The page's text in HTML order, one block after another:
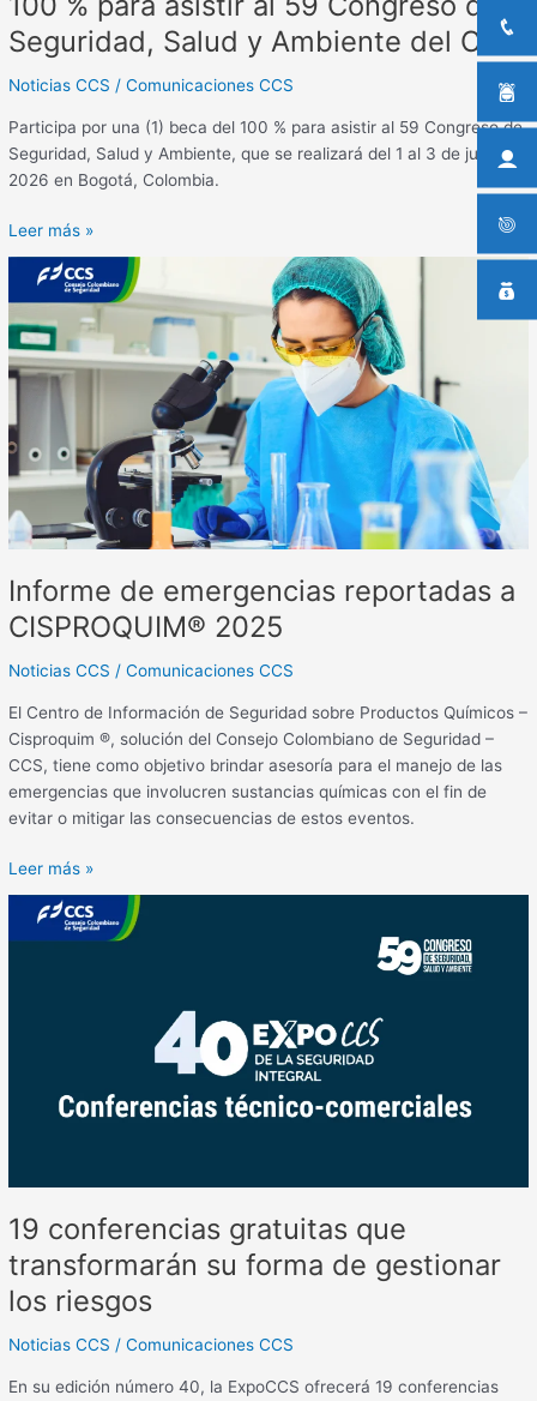
Seguridad, Salud y Ambiente del CCS.
Noticias CCS /Comunicaciones CCS
Participa por una (1) beca del 100 % para asistir al 59 Congreso de
Seguridad, Salud y Ambiente, que se realizará del 1 al 3 de julio de
2026 en Bogotá, Colombia.
Seguridad,
Salud
Ambiente
del
CCS.
Leer más »
Informe de emergencias reportadas a
CISPROQUIM® 2025
Noticias CCS /Comunicaciones CCS
El Centro de Información de Seguridad sobre Productos Químicos –
Cisproquim ®, solución del Consejo Colombiano de Seguridad –
CCS, tiene como objetivo brindar asesoría para el manejo de las
emergencias que involucren sustancias químicas con el fin de
evitar o mitigar las consecuencias de estos eventos.
Informe
emergencias
reportadas
a
2025
Leer más »
19 conferencias gratuitas que
transformarán su forma de gestionar
los riesgos
Noticias CCS /Comunicaciones CCS
En su edición número 40, la ExpoCCS ofrecerá 19 conferencias
conferencias
gestionar